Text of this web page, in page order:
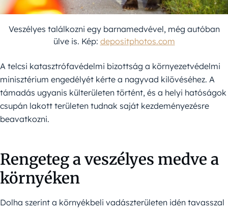
Veszélyes találkozni egy barnamedvével, még autóban
ülve is. Kép: depositphotos.com
A telcsi katasztrófavédelmi bizottság a környezetvédelmi
minisztérium engedélyét kérte a nagyvad kilövéséhez. A
támadás ugyanis külterületen történt, és a helyi hatóságok
csupán lakott területen tudnak saját kezdeményezésre
beavatkozni.
Rengeteg a veszélyes medve a
környéken
Dolha szerint a környékbeli vadászterületen idén tavasszal